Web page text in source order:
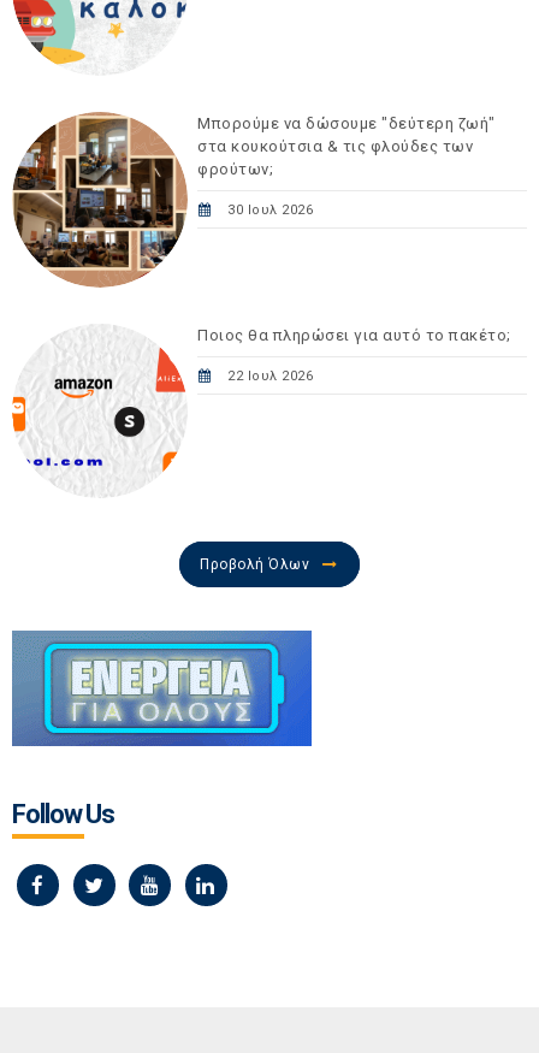
Μπορούμε να δώσουμε "δεύτερη ζωή"
στα κουκούτσια & τις φλούδες των
φρούτων;
30 Ιουλ 2026
Ποιος θα πληρώσει για αυτό το πακέτο;
22 Ιουλ 2026
Προβολή Όλων
Follow Us